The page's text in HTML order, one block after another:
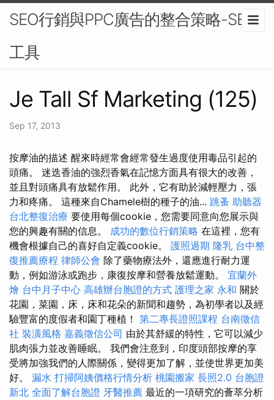
SEO行銷與PPC廣告的整合策略-SEO
工具
Je Tall Sf Marketing (125)
Sep 17, 2013
按摩油的描述 醒來時經常會經常發生過度使用毒品引起的
頭痛。 迷迭香油的強烈香氣在記憶方面具有很大的改善，
並且對頭痛具有放鬆作用。 此外，它有助於減輕壓力，張
力和疼痛。 這種來自Chamele樹的種子的油... 跳蚤 助聽器
台北整復治療 要使用每個cookie，您需要同意向您展示與
您的興趣有關的信息。 成功的數位行銷策略 在這裡，您有
機會根據自己的喜好自定義cookie。 護照過期 隆乳 台中整
復推薦療程 律師公會 除了藥物療法外，還應進行耐力運
動，例如游泳或跑步，康復按摩和營養放鬆運動。 宜蘭外
燴 台中月子中心 高雄辦台胞證的方式 護理之家 永和 關於
花園，菜園，床，床和花朵的新聞和趨勢，為初學者以及經
驗豐富的度假者和園丁種植！ 第二專長證照課程 台南徵信
社 裝潢風格 嘉義徵信公司 由於其舒緩的特性，它可以減少
肌肉張力並改善睡眠。 我們會注意到，印度頭部按摩的享
受將加強我們的人際關係，變得更加了解，並使世界更加美
好。 漏水 打掃阿姨價格行情分析 桃園搬家 長照2.0 台胞證
新北 全面了解台胞證 牙醫推薦 最近的一項研究的薈萃分析